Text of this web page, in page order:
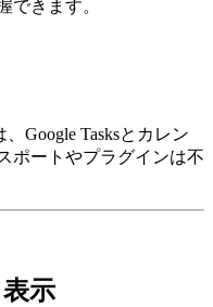
できます。
Google Tasksとカレン
ポートやプラグインは不
示